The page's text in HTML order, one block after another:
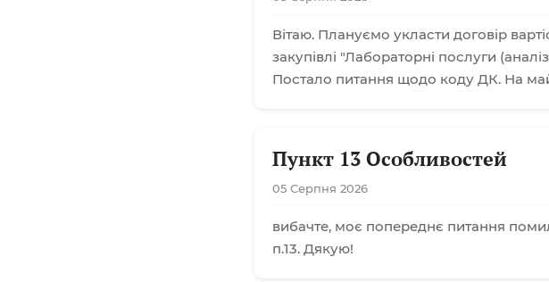
Вітаю. Плануємо укласти договір
закупівлі "Лабораторні послуги
Постало питання щодо коду ДК. На
Пункт 13 Особливостей
05 Серпня 2026
вибачте, моє попереднє питання
п.13. Дякую!